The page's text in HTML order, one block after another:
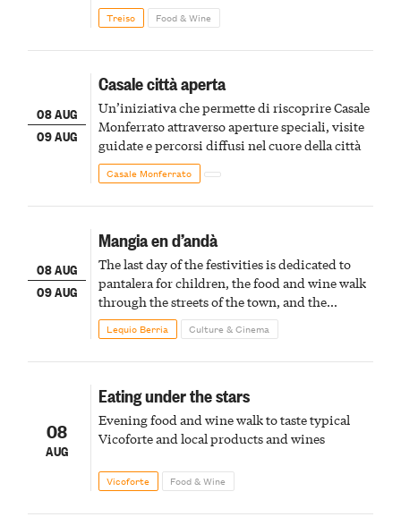
Treiso Food & Wine
08 AUG
09 AUG
Casale città aperta
Un’iniziativa che permette di riscoprire Casale
Monferrato attraverso aperture speciali, visite
guidate e percorsi diffusi nel cuore della città
Casale Monferrato
08 AUG
09 AUG
Mangia en d’andà
The last day of the festivities is dedicated to
pantalera for children, the food and wine walk
through the streets of the town, and the
fireworks finale
Lequio Berria Culture & Cinema
08
AUG
Eating under the stars
Evening food and wine walk to taste typical
Vicoforte and local products and wines
Vicoforte Food & Wine